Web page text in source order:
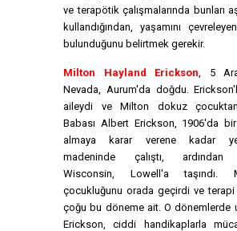
ve terapötik çalışmalarında bunları
kullandığından, yaşamını
bulunduğunu belirtmek gerekir.
Milton Hayland Erickson , 5
Nevada, Aurum'da doğdu.
aileydi ve Milton dokuz
Babası Albert Erickson, 1906'da
almaya karar verene kadar
madeninde çalıştı, ardından
Wisconsin, Lowell'a taşındı.
çocukluğunu orada geçirdi ve terapi
çoğu bu döneme ait. O dönemlerde
Erickson, ciddi handikaplarla